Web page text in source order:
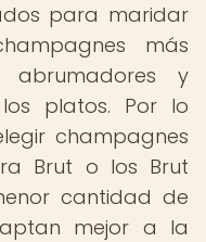
para maridar
más
abrumadores y
platos. Por lo
champagnes
Brut o los Brut
cantidad de
mejor a la